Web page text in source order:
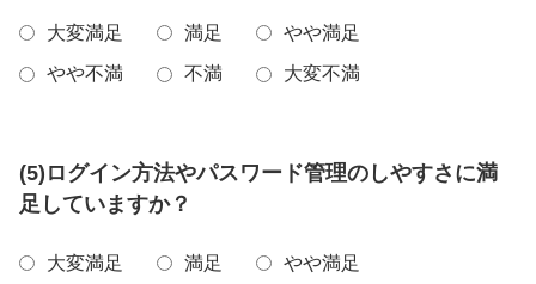
大変満足 満足 やや満足
やや不満 不満 大変不満
(5)ログイン方法やパスワード管理のしやすさに満
足していますか？
大変満足 満足 やや満足